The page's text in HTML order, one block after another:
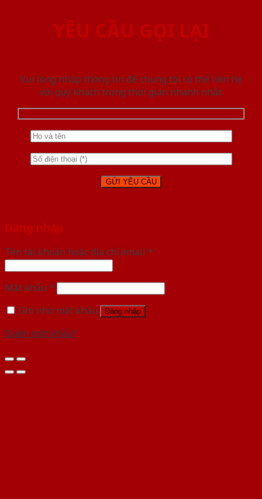
YÊU CẦU GỌI LẠI
Vui lòng nhập thông tin để chúng tôi có thể liên hệ
với quý khách trong thời gian nhanh nhất.
Đăng nhập
Tên tài khoản hoặc địa chỉ email *
Mật khẩu *
Ghi nhớ mật khẩu
Đăng nhập
Quên mật khẩu?